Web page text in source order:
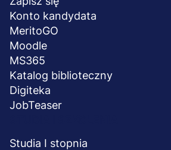
Konto kandydata
MeritoGO
Moodle
MS365
Katalog biblioteczny
Digiteka
JobTeaser
Studia I stopnia